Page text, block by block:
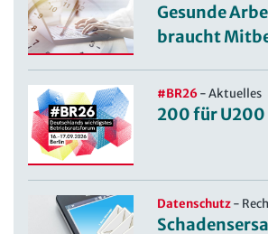
Gesunde
braucht
#BR26-Aktuelles
200 für U200
Datenschutz-